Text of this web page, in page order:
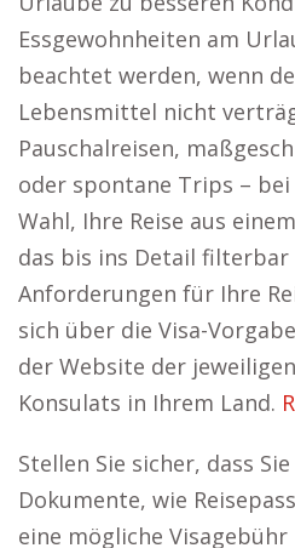
Essgewohnheiten am
beachtet werden, wenn
Lebensmittel nicht
Pauschalreisen,
oder spontane Trips – bei
Wahl, Ihre Reise aus
das bis ins Detail filterbar
Anforderungen für Ihre
sich über die Visa-
der Website der
Konsulats in Ihrem Land.
Stellen Sie sicher, dass
Dokumente, wie
eine mögliche